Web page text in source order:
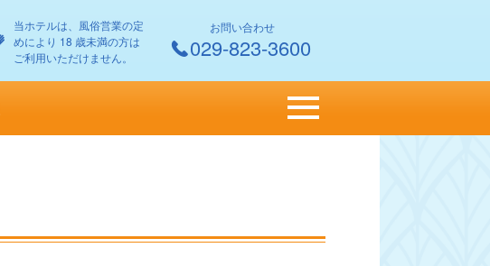
当ホテルは、風俗営業の定
めにより 18 歳未満の方は
ご利用いただけません。
お問い合わせ
029-823-3600